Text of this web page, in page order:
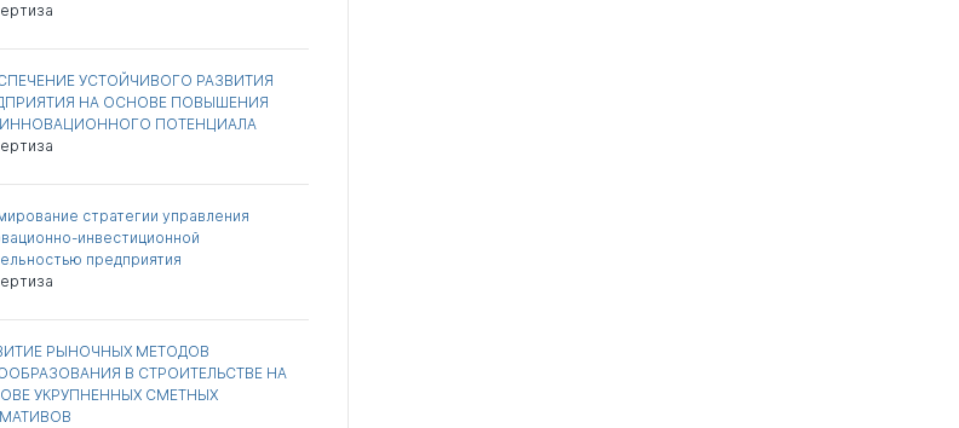
УСТОЙЧИВОГО РАЗВИТИЯ
НА ОСНОВЕ ПОВЫШЕНИЯ
ИННОВАЦИОННОГО ПОТЕНЦИАЛА
стратегии управления
инвестиционной
предприятия
РЫНОЧНЫХ МЕТОДОВ
В СТРОИТЕЛЬСТВЕ НА
УКРУПНЕННЫХ СМЕТНЫХ